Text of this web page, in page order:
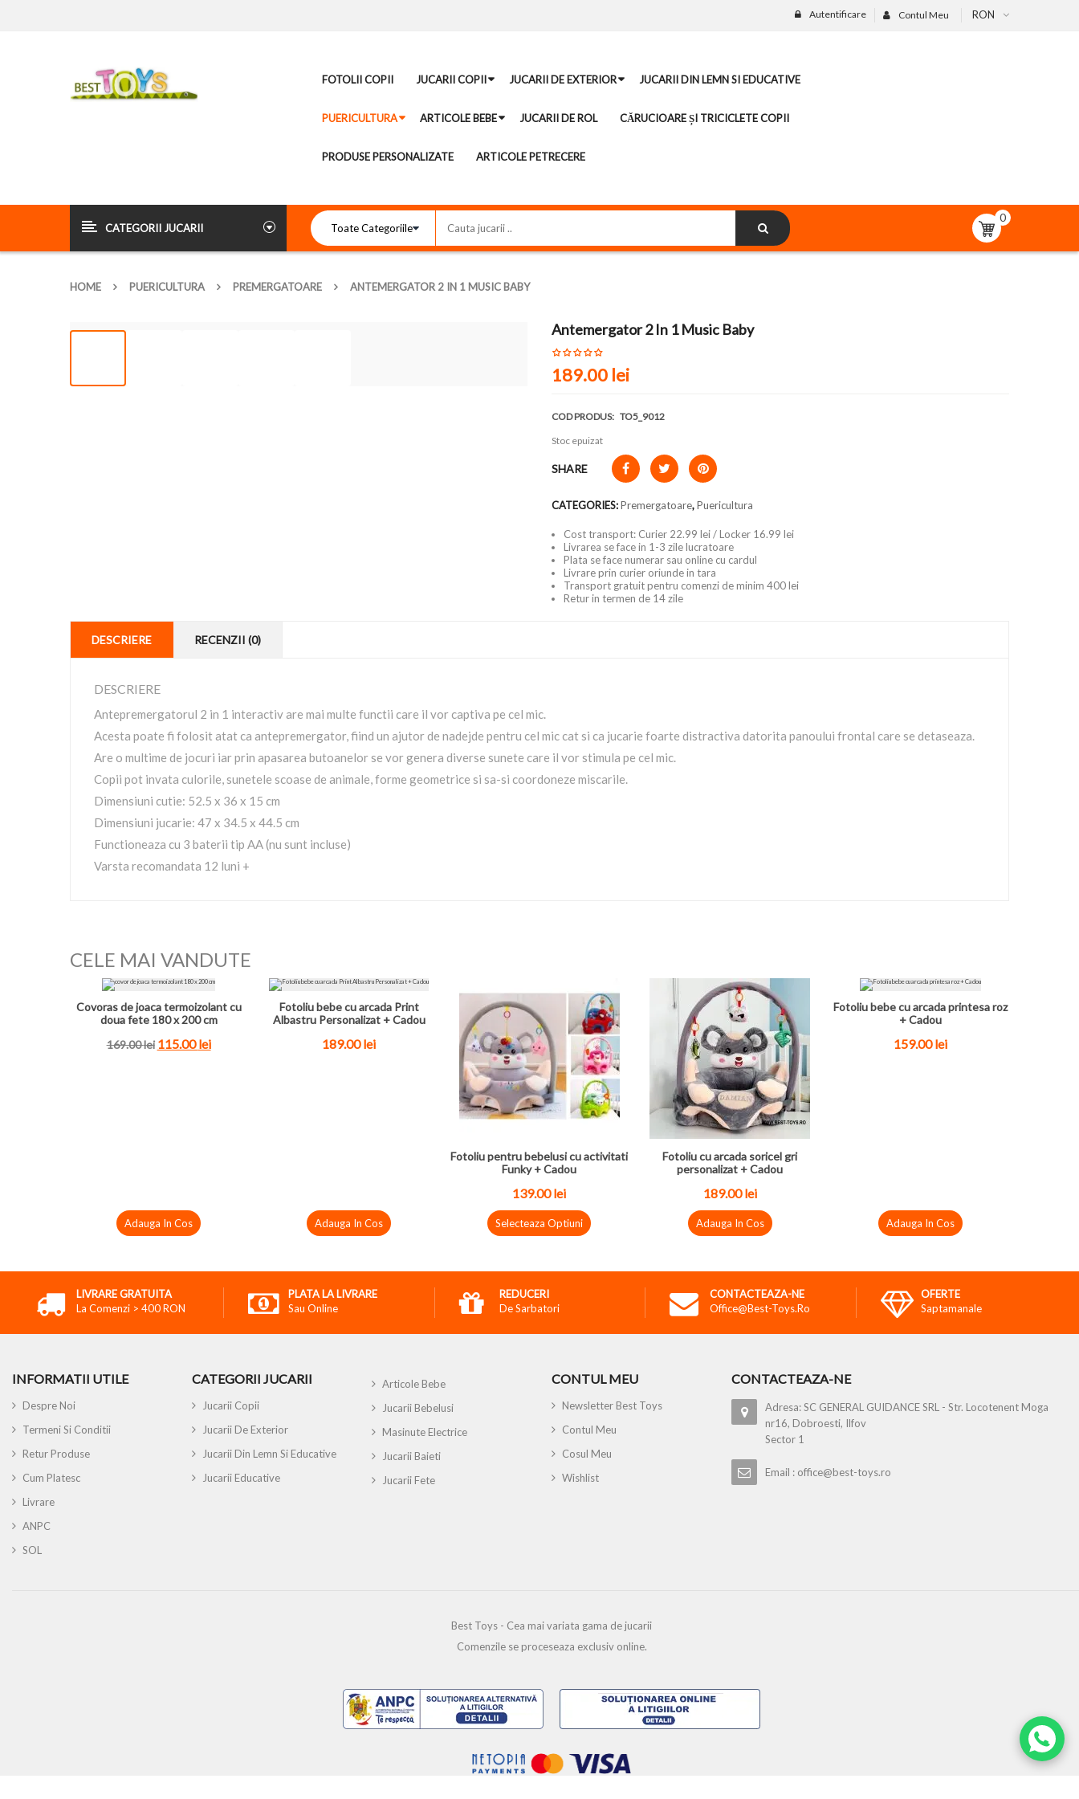
RON
Contul Meu
Autentificare
FOTOLII COPII JUCARII COPII JUCARII DE EXTERIOR JUCARII DIN LEMN SI EDUCATIVE
PUERICULTURA ARTICOLE BEBE JUCARII DE ROL CĂRUCIOARE ȘI TRICICLETE COPII
PRODUSE PERSONALIZATE ARTICOLE PETRECERE
CATEGORII JUCARII
0
HOME PUERICULTURA PREMERGATOARE ANTEMERGATOR 2 IN 1 MUSIC BABY
Antemergator 2 In 1 Music Baby
189.00 lei
COD PRODUS: TO5_9012
Stoc epuizat
SHARE
CATEGORIES:Premergatoare,Puericultura
Cost transport: Curier 22.99 lei / Locker 16.99 lei
Livrarea se face in 1-3 zile lucratoare
Plata se face numerar sau online cu cardul
Livrare prin curier oriunde in tara
Transport gratuit pentru comenzi de minim 400 lei
Retur in termen de 14 zile
DESCRIERE RECENZII (0)
DESCRIERE
Antepremergatorul 2 in 1 interactiv are mai multe functii care il vor captiva pe cel mic.
Acesta poate fi folosit atat ca antepremergator, fiind un ajutor de nadejde pentru cel mic cat si ca jucarie foarte distractiva datorita panoului frontal care se detaseaza.
Are o multime de jocuri iar prin apasarea butoanelor se vor genera diverse sunete care il vor stimula pe cel mic.
Copii pot invata culorile, sunetele scoase de animale, forme geometrice si sa-si coordoneze miscarile.
Dimensiuni cutie: 52.5 x 36 x 15 cm
Dimensiuni jucarie: 47 x 34.5 x 44.5 cm
Functioneaza cu 3 baterii tip AA (nu sunt incluse)
Varsta recomandata 12 luni +
CELE MAI VANDUTE
Covoras de joaca termoizolant cu
doua fete 180 x 200 cm
169.00lei 115.00lei
Adauga In Cos
Fotoliu bebe cu arcada Print
Albastru Personalizat + Cadou
189.00lei
Adauga In Cos
Fotoliu pentru bebelusi cu activitati
Funky + Cadou
139.00lei
Selecteaza Optiuni
Fotoliu cu arcada soricel gri
personalizat + Cadou
189.00lei
Adauga In Cos
Fotoliu bebe cu arcada printesa roz
+ Cadou
159.00lei
Adauga In Cos
LIVRARE GRATUITA
La Comenzi > 400 RON
PLATA LA LIVRARE
Sau Online
REDUCERI
De Sarbatori
CONTACTEAZA-NE
Office@best-Toys.ro
OFERTE
Saptamanale
INFORMATII UTILE
Despre Noi
Termeni Si Conditii
Retur Produse
Cum Platesc
Livrare
ANPC
SOL
CATEGORII JUCARII
Jucarii Copii
Jucarii De Exterior
Jucarii Din Lemn Si Educative
Jucarii Educative
Articole Bebe
Jucarii Bebelusi
Masinute Electrice
Jucarii Baieti
Jucarii Fete
CONTUL MEU
Newsletter Best Toys
Contul Meu
Cosul Meu
Wishlist
CONTACTEAZA-NE
Adresa: SC GENERAL GUIDANCE SRL - Str. Locotenent Moga
nr16, Dobroesti, Ilfov
Sector 1
Email : office@best-toys.ro
Best Toys - Cea mai variata gama de jucarii
Comenzile se proceseaza exclusiv online.